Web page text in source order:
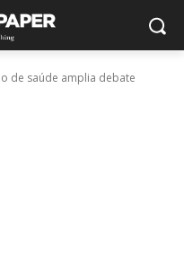
de saúde amplia debate